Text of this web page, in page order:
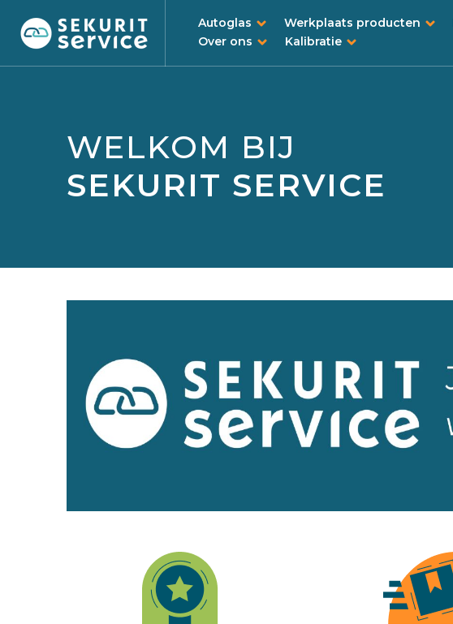
Autoglas Werkplaats producten
Over ons
Kalibratie
WELKOM BIJ
SEKURIT SERVICE